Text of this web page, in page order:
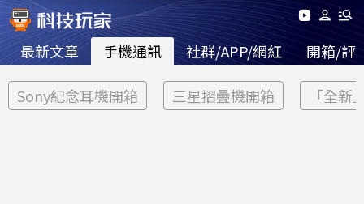
最新文章 手機通訊 社群/APP/網紅 開箱/評
Sony紀念耳機開箱 三星摺疊機開箱 「全新